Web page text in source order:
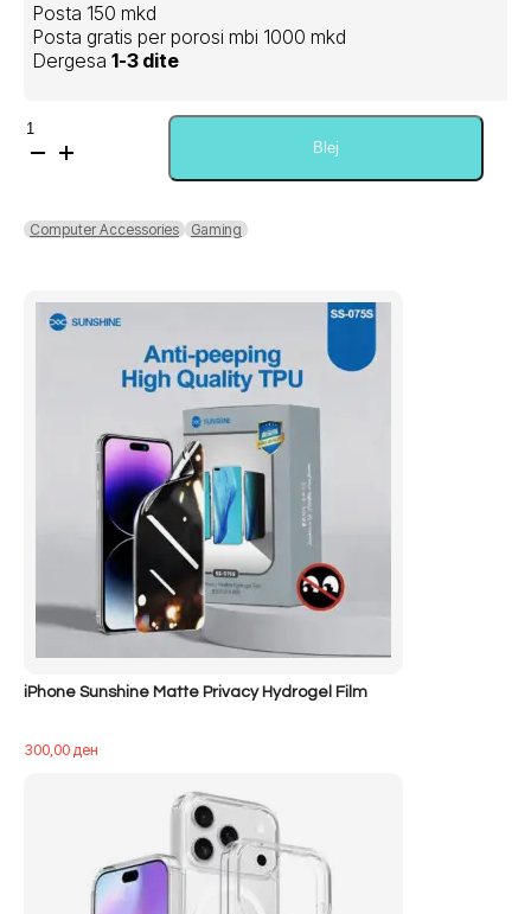
Posta 150 mkd
Posta gratis per porosi mbi 1000 mkd
Dergesa 1-3 dite
Sasi
Playstation
Wireless
Controller
Blej
Computer Accessories Gaming
iPhone Sunshine Matte Privacy Hydrogel Film
300,00ден